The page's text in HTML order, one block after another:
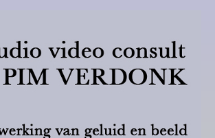
algemene
inhoud
gaan